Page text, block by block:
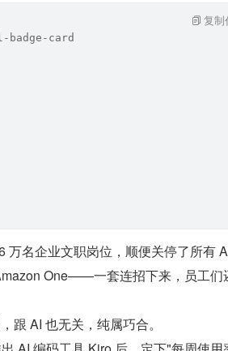
badge-card
复制
名企业文职岗位，顺便关停了所有
One——一套连招下来，员工们
跟 AI 也无关，纯属巧合。